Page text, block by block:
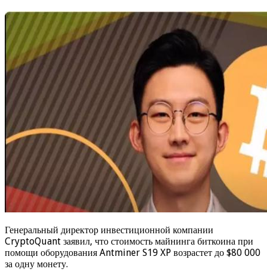
Генеральный директор инвестиционной компании
CryptoQuant заявил, что стоимость майнинга биткоина при
помощи оборудования Antminer S19 XP возрастет до $80 000
за одну монету.